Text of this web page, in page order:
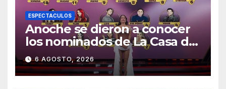
ESPECTACULOS
Anoche se dieron a conocer
los nominados de La Casa de
los Famosos México 2026 en
la segunda semana
6 AGOSTO, 2026